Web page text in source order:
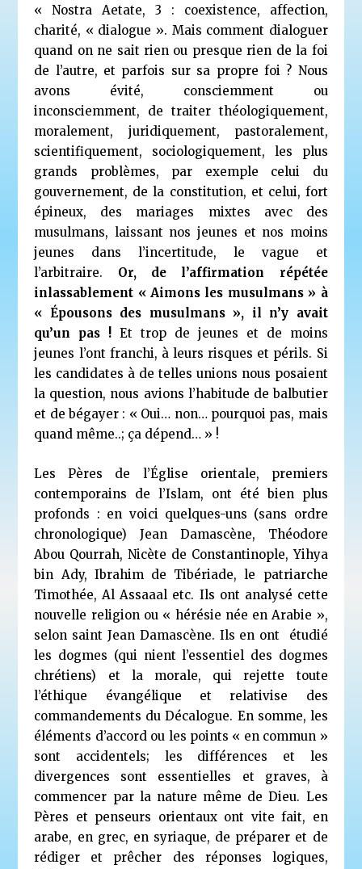
« Nostra Aetate, 3 : coexistence, affection,
charité, « dialogue ». Mais comment dialoguer
quand on ne sait rien ou presque rien de la foi
de l’autre, et parfois sur sa propre foi ? Nous
avons évité, consciemment ou
inconsciemment, de traiter théologiquement,
moralement, juridiquement, pastoralement,
scientifiquement, sociologiquement, les plus
grands problèmes, par exemple celui du
gouvernement, de la constitution, et celui, fort
épineux, des mariages mixtes avec des
musulmans, laissant nos jeunes et nos moins
jeunes dans l’incertitude, le vague et
l’arbitraire. Or, de l’affirmation répétée
inlassablement « Aimons les musulmans » à
« Épousons des musulmans », il n’y avait
qu’un pas !Et trop de jeunes et de moins
jeunes l’ont franchi, à leurs risques et périls. Si
les candidates à de telles unions nous posaient
la question, nous avions l’habitude de balbutier
et de bégayer : « Oui… non… pourquoi pas, mais
quand même..; ça dépend… » !
Les Pères de l’Église orientale, premiers
contemporains de l’Islam, ont été bien plus
profonds : en voici quelques-uns (sans ordre
chronologique) Jean Damascène, Théodore
Abou Qourrah, Nicète de Constantinople, Yihya
bin Ady, Ibrahim de Tibériade, le patriarche
Timothée, Al Assaaal etc. Ils ont analysé cette
nouvelle religion ou « hérésie née en Arabie »,
selon saint Jean Damascène. Ils en ont étudié
les dogmes (qui nient l’essentiel des dogmes
chrétiens) et la morale, qui rejette toute
l’éthique évangélique et relativise des
commandements du Décalogue. En somme, les
éléments d’accord ou les points « en commun »
sont accidentels; les différences et les
divergences sont essentielles et graves, à
commencer par la nature même de Dieu. Les
Pères et penseurs orientaux ont vite fait, en
arabe, en grec, en syriaque, de préparer et de
rédiger et prêcher des réponses logiques,